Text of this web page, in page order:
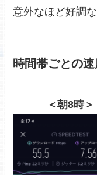
意外なほど好調
時間帯ごとの
＜朝8時＞